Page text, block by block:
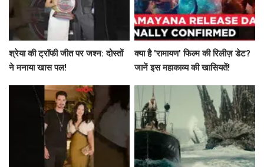
श्रेया की ट्रॉफी जीत पर जश्न: दोस्तों
ने मनाया खास पल!
क्या है 'रामायण' फिल्म की रिलीज़ डेट?
जानें इस महाकाव्य की खासियतें!